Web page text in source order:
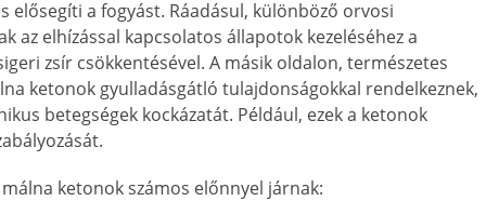
elősegíti a fogyást. Ráadásul, különböző orvosi
az elhízással kapcsolatos állapotok kezeléséhez a
zsír csökkentésével. A másik oldalon, természetes
ketonok gyulladásgátló tulajdonságokkal rendelkeznek,
betegségek kockázatát. Például, ezek a ketonok
ketonok számos előnnyel járnak: